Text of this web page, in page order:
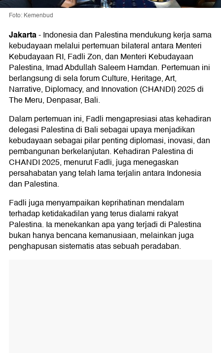
Foto: Kemenbud
Jakarta-Indonesia dan Palestina mendukung kerja sama
kebudayaan melalui pertemuan bilateral antara Menteri
Kebudayaan RI, Fadli Zon, dan Menteri Kebudayaan
Palestina, Imad Abdullah Saleem Hamdan. Pertemuan ini
berlangsung di sela forum Culture, Heritage, Art,
Narrative, Diplomacy, and Innovation (CHANDI) 2025 di
The Meru, Denpasar, Bali.
Dalam pertemuan ini, Fadli mengapresiasi atas kehadiran
delegasi Palestina di Bali sebagai upaya menjadikan
kebudayaan sebagai pilar penting diplomasi, inovasi, dan
pembangunan berkelanjutan. Kehadiran Palestina di
CHANDI 2025, menurut Fadli, juga menegaskan
persahabatan yang telah lama terjalin antara Indonesia
dan Palestina.
Fadli juga menyampaikan keprihatinan mendalam
terhadap ketidakadilan yang terus dialami rakyat
Palestina. Ia menekankan apa yang terjadi di Palestina
bukan hanya bencana kemanusiaan, melainkan juga
penghapusan sistematis atas sebuah peradaban.